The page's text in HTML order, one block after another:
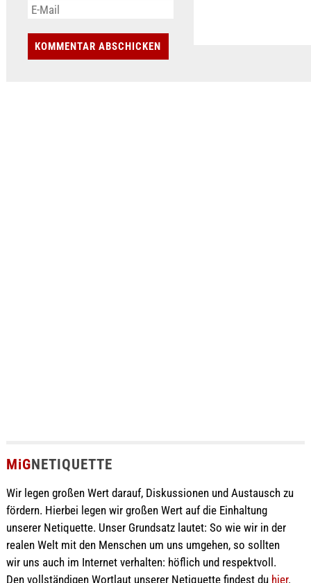
MiGNETIQUETTE
Wir legen großen Wert darauf, Diskussionen und Austausch zu
fördern. Hierbei legen wir großen Wert auf die Einhaltung
unserer Netiquette. Unser Grundsatz lautet: So wie wir in der
realen Welt mit den Menschen um uns umgehen, so sollten
wir uns auch im Internet verhalten: höflich und respektvoll.
Den vollständigen Wortlaut unserer Netiquette findest du hier.